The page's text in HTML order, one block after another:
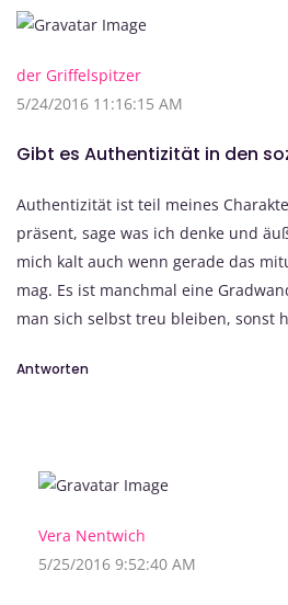
der Griffelspitzer
5/24/2016 11:16:15 AM
Gibt es Authentizität in den
Authentizität ist teil meines
präsent, sage was ich denke und
mich kalt auch wenn gerade das
mag. Es ist manchmal eine
man sich selbst treu bleiben, sonst
Antworten
Vera Nentwich
5/25/2016 9:52:40 AM